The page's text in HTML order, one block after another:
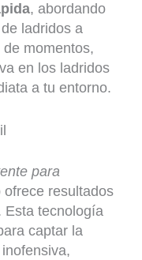
, abordando
ladridos a
momentos,
en los ladridos
a tu entorno.
para
ofrece resultados
Esta tecnología
captar la